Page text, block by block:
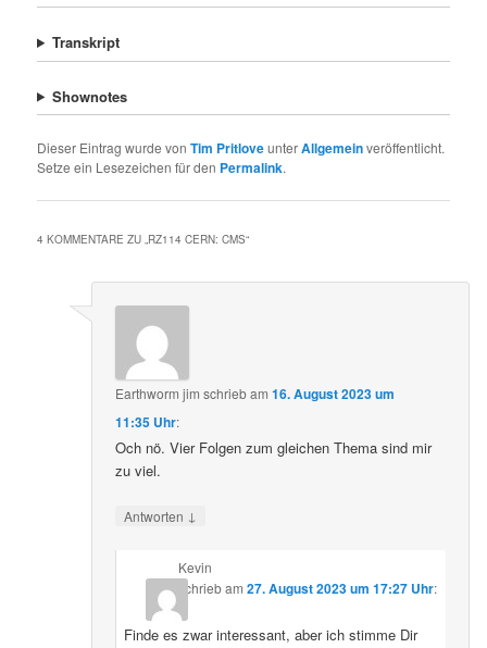
Transkript
Shownotes
Dieser Eintrag wurde vonTim PritloveunterAllgemeinveröffentlicht.
Setze ein Lesezeichen für den Permalink.
4 KOMMENTARE ZU „ RZ114 CERN: CMS“
Earthworm jim schriebam16. August 2023 um
11:35 Uhr:
Och nö. Vier Folgen zum gleichen Thema sind mir
zu viel.
Antworten ↓
Kevin
schriebam 27. August 2023 um 17:27 Uhr:
Finde es zwar interessant, aber ich stimme Dir